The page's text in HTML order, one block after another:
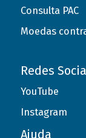
Consulta PAC
Moedas
Redes
YouTube
Instagram
Ajuda